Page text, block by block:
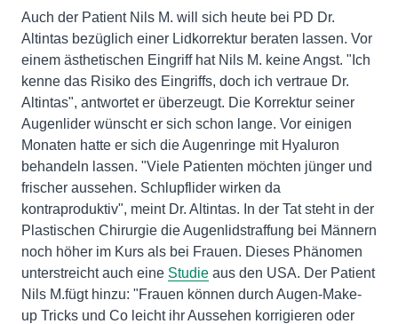
Auch der Patient Nils M. will sich heute bei PD Dr.
Altintas bezüglich einer Lidkorrektur beraten lassen. Vor
einem ästhetischen Eingriff hat Nils M. keine Angst. "Ich
kenne das Risiko des Eingriffs, doch ich vertraue Dr.
Altintas", antwortet er überzeugt. Die Korrektur seiner
Augenlider wünscht er sich schon lange. Vor einigen
Monaten hatte er sich die Augenringe mit Hyaluron
behandeln lassen. "Viele Patienten möchten jünger und
frischer aussehen. Schlupflider wirken da
kontraproduktiv", meint Dr. Altintas. In der Tat steht in der
Plastischen Chirurgie die Augenlidstraffung bei Männern
noch höher im Kurs als bei Frauen. Dieses Phänomen
unterstreicht auch eine Studie aus den USA. Der Patient
Nils M.fügt hinzu: "Frauen können durch Augen-Make-
up Tricks und Co leicht ihr Aussehen korrigieren oder